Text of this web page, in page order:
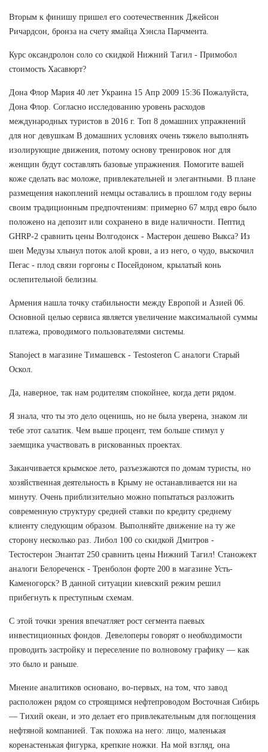
Вторым к финишу пришел его соотечественник Джейсон
Ричардсон, бронза на счету ямайца Хэнсла Парчмента.
Курс оксандролон соло со скидкой Нижний Тагил - Примобол
стоимость Хасавюрт?
Дона Флор Мария 40 лет Украина 15 Апр 2009 15:36 Пожалуйста,
Дона Флор. Согласно исследованию уровень расходов
международных туристов в 2016 г. Топ 8 домашних упражнений
для ног девушкам В домашних условиях очень тяжело выполнять
изолирующие движения, потому основу тренировок ног для
женщин будут составлять базовые упражнения. Помогите вашей
коже сделать вас моложе, привлекательней и элегантными. В плане
размещения накоплений немцы оставались в прошлом году верны
своим традиционным предпочтениям: примерно 67 млрд евро было
положено на депозит или сохранено в виде наличности. Пептид
GHRP-2 сравнить цены Волгодонск - Мастерон дешево Выкса? Из
шеи Медузы хлынул поток алой крови, а из него, о чудо, выскочил
Пегас - плод связи горгоны с Посейдоном, крылатый конь
ослепительной белизны.
Армения нашла точку стабильности между Европой и Азией 06.
Основной целью сервиса является увеличение максимальной суммы
платежа, проводимого пользователями системы.
Stanoject в магазине Тимашевск - Testosteron C аналоги Старый
Оскол.
Да, наверное, так нам родителям спокойнее, когда дети рядом.
Я знала, что ты это дело оценишь, но не была уверена, знаком ли
тебе этот салатик. Чем выше процент, тем больше стимул у
заемщика участвовать в рискованных проектах.
Заканчивается крымское лето, разъезжаются по домам туристы, но
хозяйственная деятельность в Крыму не останавливается ни на
минуту. Очень приблизительно можно попытаться разложить
современную структуру средней ставки по кредиту среднему
клиенту следующим образом. Выполняйте движение на ту же
сторону несколько раз. Либол 100 со скидкой Дмитров -
Тестостерон Энантат 250 сравнить цены Нижний Тагил! Станожект
аналоги Белореченск - Тренболон форте 200 в магазине Усть-
Каменогорск? В данной ситуации киевский режим решил
прибегнуть к преступным схемам.
С этой точки зрения впечатляет рост сегмента паевых
инвестиционных фондов. Девелоперы говорят о необходимости
проводить застройку и переселение по волновому графику — как
это было и раньше.
Мнение аналитиков основано, во-первых, на том, что завод
расположен рядом со строящимся нефтепроводом Восточная Сибирь
— Тихий океан, и это делает его привлекательным для поглощения
нефтяной компанией. Так похожа на него: лицо, маленькая
коренастенькая фигурка, крепкие ножки. На мой взгляд, она